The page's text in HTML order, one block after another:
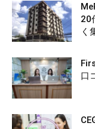
20
く
口